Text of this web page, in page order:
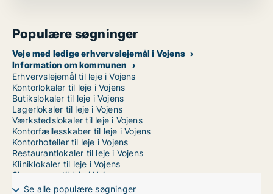
Populære søgninger
Veje med ledige erhvervslejemål i Vojens
Information om kommunen
Erhvervslejemål til leje i Vojens
Kontorlokaler til leje i Vojens
Butikslokaler til leje i Vojens
Lagerlokaler til leje i Vojens
Værkstedslokaler til leje i Vojens
Kontorfællesskaber til leje i Vojens
Kontorhoteller til leje i Vojens
Restaurantlokaler til leje i Vojens
Kliniklokaler til leje i Vojens
Showrooms til leje i Vojens
Erhvervsgrunde til leje i Vojens
Se alle populære søgninger